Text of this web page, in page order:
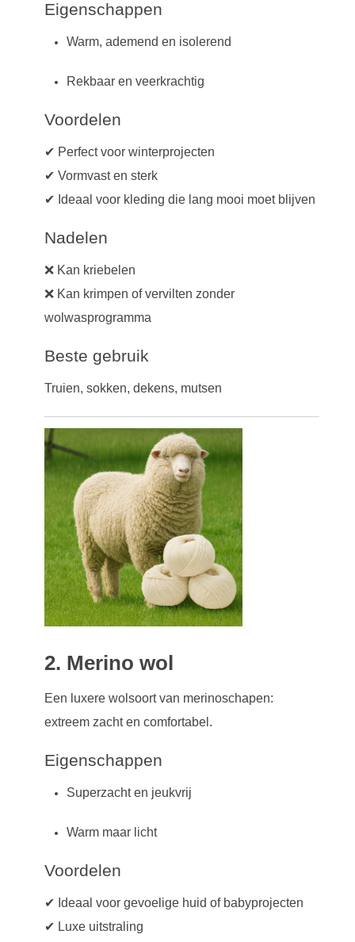
Eigenschappen
Warm, ademend en isolerend
Rekbaar en veerkrachtig
Voordelen
✔ Perfect voor winterprojecten
✔ Vormvast en sterk
✔ Ideaal voor kleding die lang mooi moet blijven
Nadelen
❌ Kan kriebelen
❌ Kan krimpen of vervilten zonder
wolwasprogramma
Beste gebruik
Truien, sokken, dekens, mutsen
2. Merino wol
Een luxere wolsoort van merinoschapen:
extreem zacht en comfortabel.
Eigenschappen
Superzacht en jeukvrij
Warm maar licht
Voordelen
✔ Ideaal voor gevoelige huid of babyprojecten
✔ Luxe uitstraling